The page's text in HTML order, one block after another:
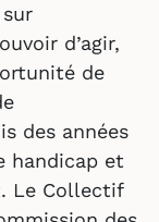
d’agir,
de
des années
handicap et
Le Collectif